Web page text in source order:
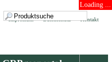
Loading ...
Kontakt
Datenschutz
Impressum